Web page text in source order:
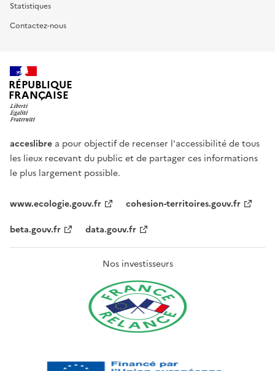
Statistiques
Contactez-nous
RÉPUBLIQUE
FRANÇAISE
acceslibre a pour objectif de recenser l'accessibilité de tous
les lieux recevant du public et de partager ces informations
le plus largement possible.
www.ecologie.gouv.fr
cohesion-territoires.gouv.fr
beta.gouv.fr
data.gouv.fr
Nos investisseurs